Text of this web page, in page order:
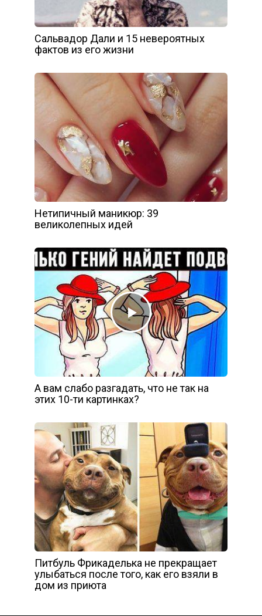
Сальвадор Дали и 15 невероятных
фактов из его жизни
Нетипичный маникюр: 39
великолепных идей
А вам слабо разгадать, что не так на
этих 10-ти картинках?
Питбуль Фрикаделька не прекращает
улыбаться после того, как его взяли в
дом из приюта